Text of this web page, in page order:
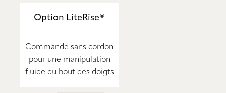
Option LiteRise®
Commande sans cordon
pour une manipulation
fluide du bout des doigts